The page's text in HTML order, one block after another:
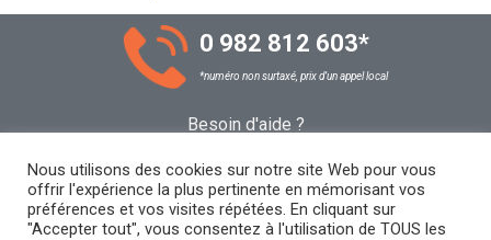
0 982 812 603*
*numéro non surtaxé, prix d’un appel local
Besoin d'aide ?
Être rappelé
Nous utilisons des cookies sur notre site Web pour vous
offrir l'expérience la plus pertinente en mémorisant vos
préférences et vos visites répétées. En cliquant sur
"Accepter tout", vous consentez à l'utilisation de TOUS les